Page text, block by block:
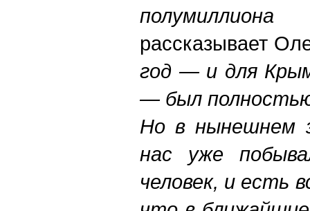
рассказывает
год — и для
— был
Но в нынешнем
нас уже
человек, и есть